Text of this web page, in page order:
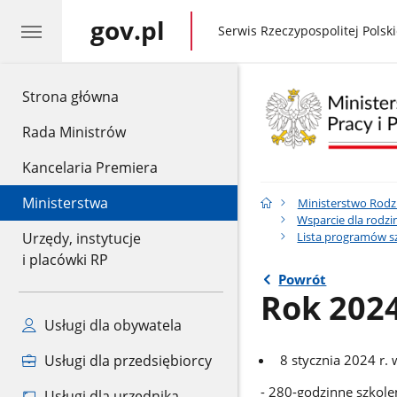
Strona główna
Rada Ministrów
Kancelaria Premiera
Ministerstwa
Urzędy, instytucje
i placówki RP
Usługi dla obywatela
Usługi dla przedsiębiorcy
gov.pl gov.pl
Serwis Rzeczypospolitej
Ministerstwo
Wsparcie dla
Lista programów
Powrót
Rok
8 stycznia 2024 r.
- 280-godzinne